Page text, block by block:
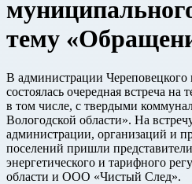
тему
В администрации
состоялась очередная встреча
в том числе, с твердыми
Вологодской области». На
администрации, организаций и
поселений пришли
энергетического и тарифного
области и ООО «Чистый След».